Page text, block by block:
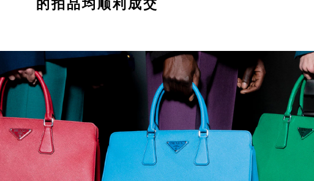
的拍品均顺利成交